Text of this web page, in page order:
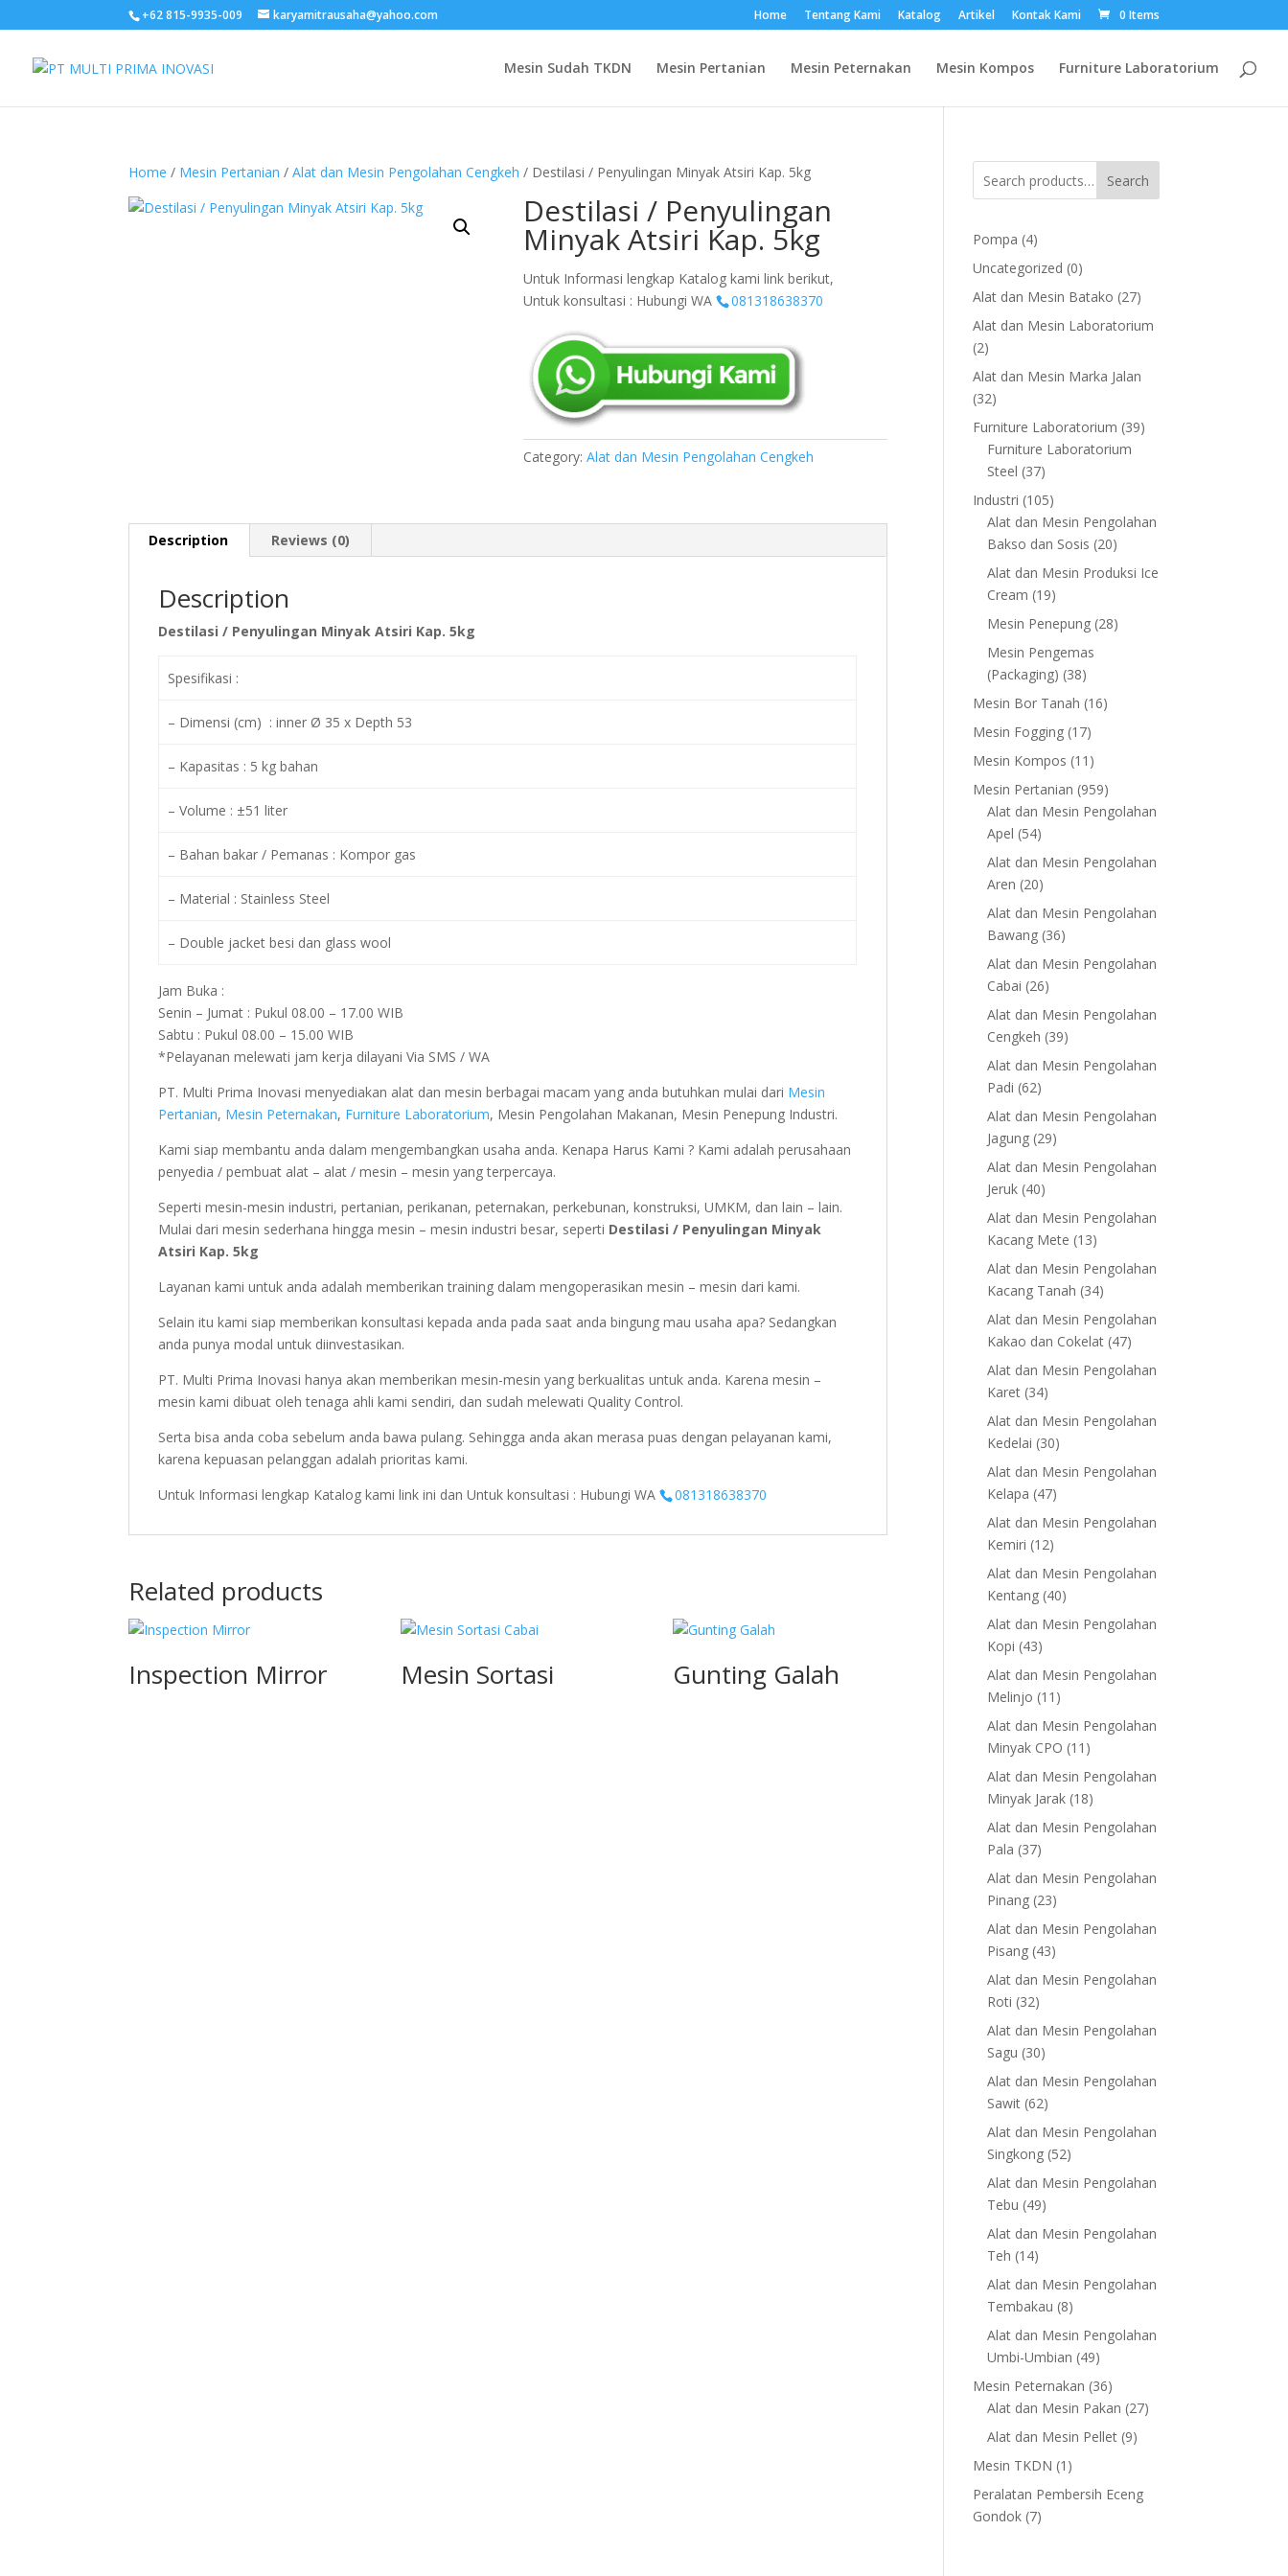
+62 815-9935-009 karyamitrausaha@yahoo.com Home Tentang Kami Katalog Artikel Kontak Kami 0 Items
Mesin Sudah TKDN Mesin Pertanian Mesin Peternakan Mesin Kompos Furniture Laboratorium
Home / Mesin Pertanian /Alat dan Mesin Pengolahan Cengkeh / Destilasi / Penyulingan Minyak Atsiri Kap. 5kg
Destilasi / Penyulingan
Minyak Atsiri Kap. 5kg
Untuk Informasi lengkap Katalog kami link berikut,
Untuk konsultasi : Hubungi WA
081318638370
Category:Alat dan Mesin Pengolahan Cengkeh
Description Reviews (0)
Description
Destilasi / Penyulingan Minyak Atsiri Kap. 5kg
Spesifikasi :
– Dimensi (cm) : inner Ø 35 x Depth 53
– Kapasitas : 5 kg bahan
– Volume : ±51 liter
– Bahan bakar / Pemanas : Kompor gas
– Material : Stainless Steel
– Double jacket besi dan glass wool
Jam Buka :
Senin – Jumat : Pukul 08.00 – 17.00 WIB
Sabtu : Pukul 08.00 – 15.00 WIB
*Pelayanan melewati jam kerja dilayani Via SMS / WA
PT. Multi Prima Inovasi menyediakan alat dan mesin berbagai macam yang anda butuhkan mulai dari Mesin
Pertanian, Mesin Peternakan, Furniture Laboratorium, Mesin Pengolahan Makanan, Mesin Penepung Industri.
Kami siap membantu anda dalam mengembangkan usaha anda. Kenapa Harus Kami ? Kami adalah perusahaan
penyedia / pembuat alat – alat / mesin – mesin yang terpercaya.
Seperti mesin-mesin industri, pertanian, perikanan, peternakan, perkebunan, konstruksi, UMKM, dan lain – lain.
Mulai dari mesin sederhana hingga mesin – mesin industri besar, seperti Destilasi / Penyulingan Minyak
Atsiri Kap. 5kg
Layanan kami untuk anda adalah memberikan training dalam mengoperasikan mesin – mesin dari kami.
Selain itu kami siap memberikan konsultasi kepada anda pada saat anda bingung mau usaha apa? Sedangkan
anda punya modal untuk diinvestasikan.
PT. Multi Prima Inovasi hanya akan memberikan mesin-mesin yang berkualitas untuk anda. Karena mesin –
mesin kami dibuat oleh tenaga ahli kami sendiri, dan sudah melewati Quality Control.
Serta bisa anda coba sebelum anda bawa pulang. Sehingga anda akan merasa puas dengan pelayanan kami,
karena kepuasan pelanggan adalah prioritas kami.
Untuk Informasi lengkap Katalog kami link ini dan Untuk konsultasi : Hubungi WA
081318638370
Related products
Inspection Mirror Mesin Sortasi Gunting Galah
Search
Pompa 44
products
Uncategorized 00
products
Alat dan Mesin Batako 2727
Alat dan Mesin Laboratorium
22
products
Alat dan Mesin Marka Jalan
3232
products
Furniture Laboratorium 3939
Furniture Laboratorium
Steel 3737
products
Industri 105105
products
Alat dan Mesin Pengolahan
Bakso dan Sosis 2020
products
Alat dan Mesin Produksi Ice
Cream 1919
products
Mesin Penepung 2828
Mesin Pengemas
(Packaging) 3838
products
Mesin Bor Tanah 1616
Mesin Fogging 1717
products
Mesin Kompos 11 11
products
Mesin Pertanian 959959
products
Alat dan Mesin Pengolahan
Apel 5454
products
Alat dan Mesin Pengolahan
Aren 2020
products
Alat dan Mesin Pengolahan
Bawang 3636
products
Alat dan Mesin Pengolahan
Cabai 2626
products
Alat dan Mesin Pengolahan
Cengkeh 3939
products
Alat dan Mesin Pengolahan
Padi 6262
products
Alat dan Mesin Pengolahan
Jagung 2929
products
Alat dan Mesin Pengolahan
Jeruk 4040
products
Alat dan Mesin Pengolahan
Kacang Mete 1313
products
Alat dan Mesin Pengolahan
Kacang Tanah 3434
products
Alat dan Mesin Pengolahan
Kakao dan Cokelat 4747
products
Alat dan Mesin Pengolahan
Karet 3434
products
Alat dan Mesin Pengolahan
Kedelai 3030
products
Alat dan Mesin Pengolahan
Kelapa 4747
products
Alat dan Mesin Pengolahan
Kemiri 1212
products
Alat dan Mesin Pengolahan
Kentang 4040
products
Alat dan Mesin Pengolahan
Kopi 4343
products
Alat dan Mesin Pengolahan
Melinjo 11 11
products
Alat dan Mesin Pengolahan
Minyak CPO 11 11
products
Alat dan Mesin Pengolahan
Minyak Jarak 1818
products
Alat dan Mesin Pengolahan
Pala 3737
products
Alat dan Mesin Pengolahan
Pinang 2323
products
Alat dan Mesin Pengolahan
Pisang 4343
products
Alat dan Mesin Pengolahan
Roti 3232
products
Alat dan Mesin Pengolahan
Sagu 3030
products
Alat dan Mesin Pengolahan
Sawit 6262
products
Alat dan Mesin Pengolahan
Singkong 5252
products
Alat dan Mesin Pengolahan
Tebu 4949
products
Alat dan Mesin Pengolahan
Teh 1414
products
Alat dan Mesin Pengolahan
Tembakau 88
products
Alat dan Mesin Pengolahan
Umbi-Umbian 4949
products
Mesin Peternakan 3636
products
Alat dan Mesin Pakan 2727
Alat dan Mesin Pellet 99
Mesin TKDN 1 1
product
Peralatan Pembersih Eceng
Gondok 77